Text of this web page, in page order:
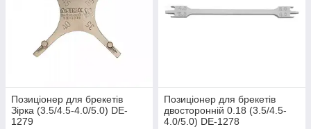
Позиціонер для брекетів
Зірка (3.5/4.5-4.0/5.0) DE-
1279
Позиціонер для брекетів
двосторонній 0.18 (3.5/4.5-
4.0/5.0) DE-1278